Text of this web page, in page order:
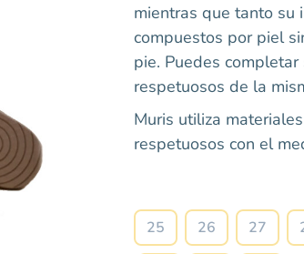
mientras que tanto su
compuestos por piel
pie. Puedes
respetuosos de la
Muris utiliza
respetuosos con el
25 26 27